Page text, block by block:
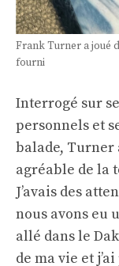
Frank Turner a joué
fourni
Interrogé sur
personnels et
balade, Turner
agréable de la
J’avais des
nous avons eu
allé dans le
de ma vie et